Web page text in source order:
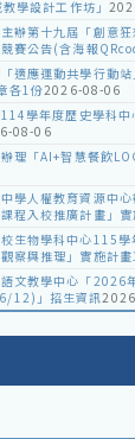
學設計工作坊」
辦第十九屆「創意
賽公告(含海報
適應運動共學行動
各1份2026-08-06
學年度歷史學科
08-06
理「AI+智慧餐飲
學人權教育資源中
課程入校推廣計畫」
生物學科中心115學
察與推理」實施計
文教學中心「2026
12)」招生資訊